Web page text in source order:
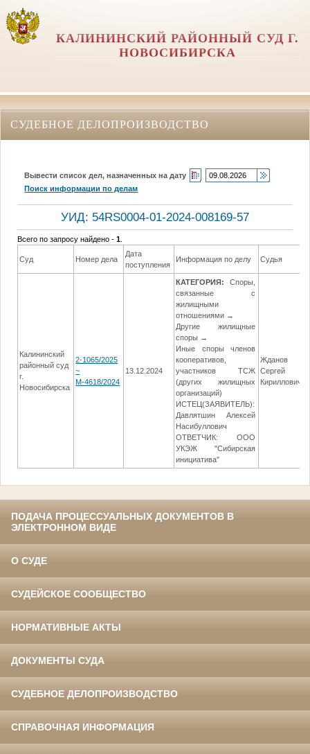
КАЛИНИНСКИЙ РАЙОННЫЙ СУД Г.
НОВОСИБИРСКА
СУДЕБНОЕ ДЕЛОПРОИЗВОДСТВО
Вывести список дел, назначенных на дату
Поиск информации по делам
УИД: 54RS0004-01-2024-008169-57
Всего по запросу найдено -1
Суд Номер дела
Дата
поступления
Информация по делу Судья
Калининский
районный суд
г.
Новосибирска
2-1065/2025
~
М-4618/2024
13.12.2024
КАТЕГОРИЯ:
Споры,
связанные с
жилищными
отношениями →
Другие жилищные
споры →
Иные споры членов
кооперативов,
участников ТСЖ
(других жилищных
организаций)
ИСТЕЦ(ЗАЯВИТЕЛЬ):
Давлятшин Алексей
Насибуллович
ОТВЕТЧИК: ООО
УКЭЖ "Сибирская
инициатива"
Жданов
Сергей
Кириллович
ПОДАЧА ПРОЦЕССУАЛЬНЫХ ДОКУМЕНТОВ В
ЭЛЕКТРОННОМ ВИДЕ
О СУДЕ
СУДЕЙСКОЕ СООБЩЕСТВО
НОРМАТИВНЫЕ АКТЫ
ДОКУМЕНТЫ СУДА
СУДЕБНОЕ ДЕЛОПРОИЗВОДСТВО
СПРАВОЧНАЯ ИНФОРМАЦИЯ